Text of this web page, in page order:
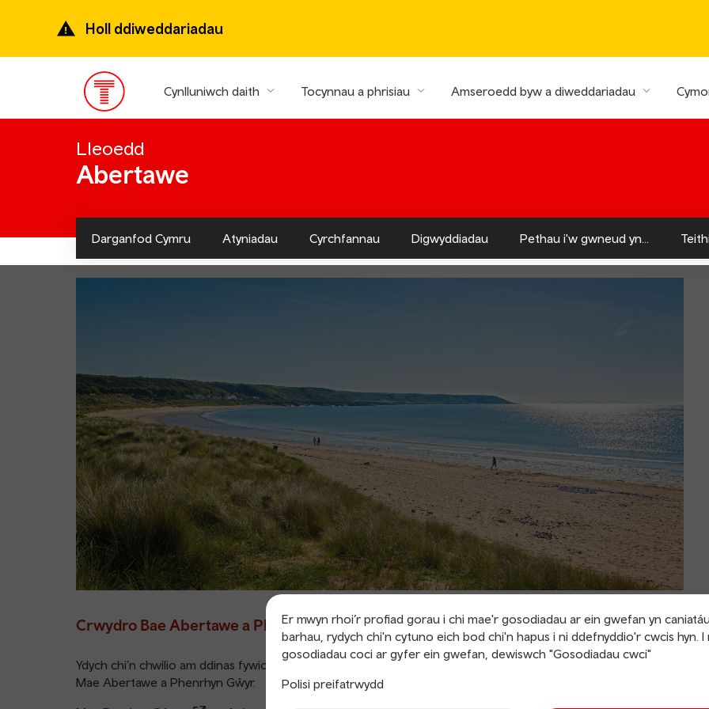
prif
Holl ddiweddariadau
Prif
ddewislen
Cynlluniwch daith Tocynnau a phrisiau Amseroedd byw a diweddariadau
Lleoedd
Abertawe
Darganfod Cymru Atyniadau Cyrchfannau Digwyddiadau Pethau i'w gwneud yn...
Er mwyn rhoi’r profiad gorau i chi mae'r gosodiadau ar ein gwefan yn
barhau, rydych chi'n cytuno eich bod chi'n hapus i ni ddefnyddio'r cwcis hyn. I
gosodiadau coci ar gyfer ein gwefan, dewiswch "Gosodiadau cwci"
Polisi preifatrwydd
Crwydro Bae Abertawe a Phenrhyn Gŵyr
Ydych chi’n chwilio am ddinas fywiog ac arfordir hardd i’w harchwilio, i gyd mewn un? Mwynhewch antur ym
Mae Abertawe a Phenrhyn Gŵyr.